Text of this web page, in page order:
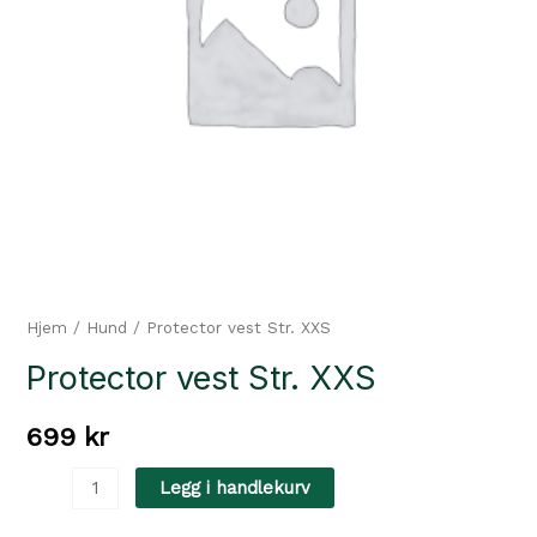
Hjem / Hund / Protector vest Str. XXS
Protector vest Str. XXS
699 kr
Protector
Legg i handlekurv